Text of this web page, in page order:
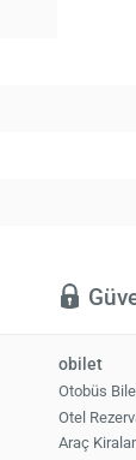
obilet
Otobüs
Otel
Araç